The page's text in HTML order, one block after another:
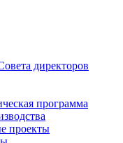
директоров
программа
проекты